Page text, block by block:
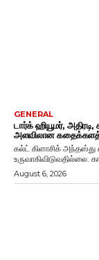
GENERAL
டார்க் ஹியூமர்,
அளவிலான
கல்ட் கிளாசிக் அந்தஸ்து
உருவாகிவிடுவதில்லை.
August 6, 2026